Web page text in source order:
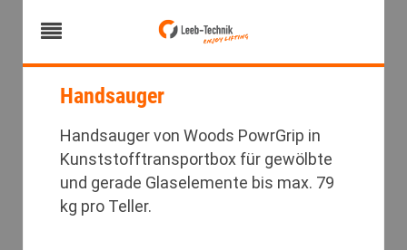
Handsauger
Handsauger von Woods PowrGrip in
Kunststofftransportbox für gewölbte
und gerade Glaselemente bis max. 79
kg pro Teller.